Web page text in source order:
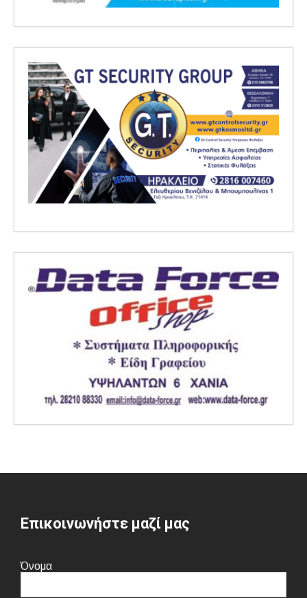
Επικοινωνήστε μαζί μας
Όνομα